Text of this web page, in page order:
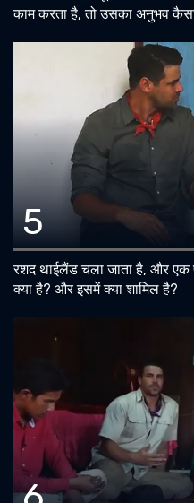
काम करता है, तो उसका अनुभव
5
रशद थाईलैंड चला जाता है, और एक
क्या है? और इसमें क्या शामिल है?